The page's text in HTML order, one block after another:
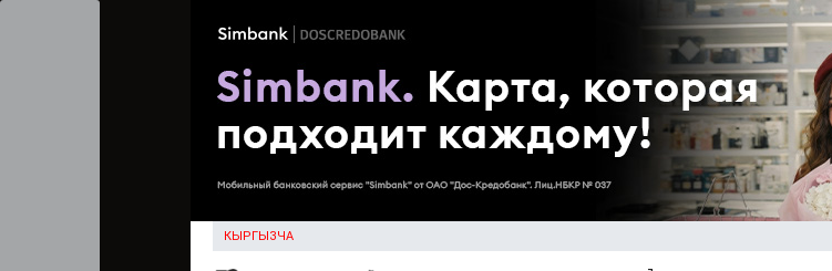
КЫРГЫЗЧА